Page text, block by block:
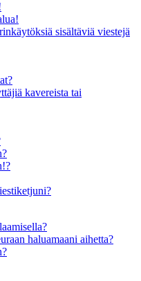
sisältäviä viestejä
kavereista tai
haluamaani aihetta?